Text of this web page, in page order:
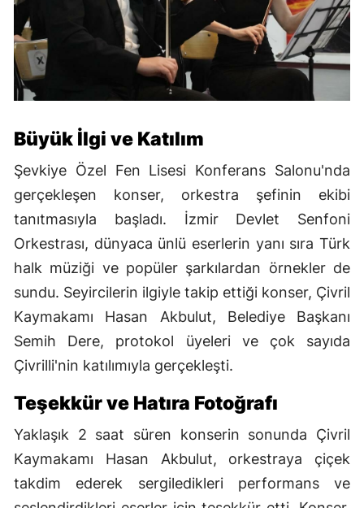
Büyük İlgi ve Katılım
Şevkiye Özel Fen Lisesi Konferans Salonu'nda
gerçekleşen konser, orkestra şefinin ekibi
tanıtmasıyla başladı. İzmir Devlet Senfoni
Orkestrası, dünyaca ünlü eserlerin yanı sıra Türk
halk müziği ve popüler şarkılardan örnekler de
sundu. Seyircilerin ilgiyle takip ettiği konser, Çivril
Kaymakamı Hasan Akbulut, Belediye Başkanı
Semih Dere, protokol üyeleri ve çok sayıda
Çivrilli'nin katılımıyla gerçekleşti.
Teşekkür ve Hatıra Fotoğrafı
Yaklaşık 2 saat süren konserin sonunda Çivril
Kaymakamı Hasan Akbulut, orkestraya çiçek
takdim ederek sergiledikleri performans ve